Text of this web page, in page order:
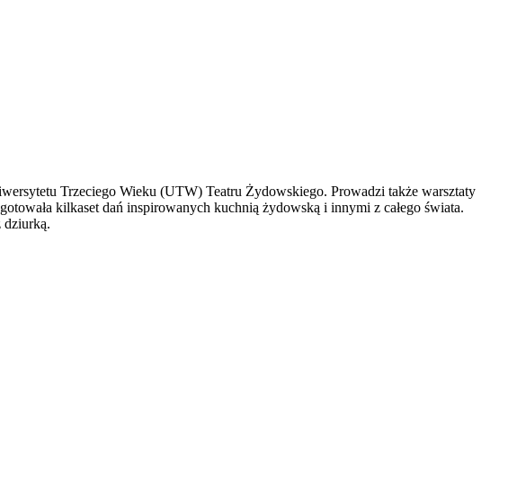
Trzeciego Wieku (UTW) Teatru Żydowskiego. Prowadzi także warsztaty
kilkaset dań inspirowanych kuchnią żydowską i innymi z całego świata.
dziurką.